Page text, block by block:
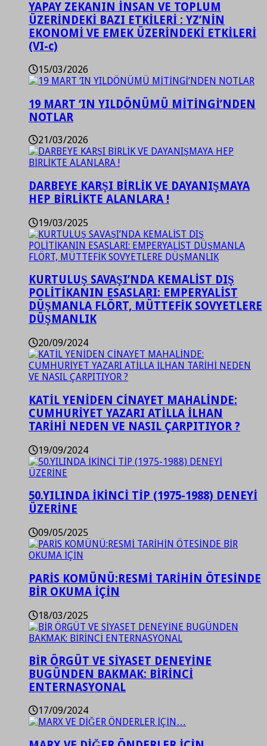
YAPAY ZEKANIN İNSAN VE TOPLUM
ÜZERİNDEKİ BAZI ETKİLERİ : YZ’NİN
EKONOMİ VE EMEK ÜZERİNDEKİ ETKİLERİ
(VI-c)
15/03/2026
19 MART ‘IN YILDÖNÜMÜ MİTİNGİ’NDEN
NOTLAR
21/03/2026
DARBEYE KARŞI BİRLİK VE DAYANIŞMAYA
HEP BİRLİKTE ALANLARA !
19/03/2025
KURTULUŞ SAVAŞI’NDA KEMALİST DIŞ
POLİTİKANIN ESASLARI: EMPERYALİST
DÜŞMANLA FLÖRT, MÜTTEFİK SOVYETLERE
DÜŞMANLIK
20/09/2024
KATİL YENİDEN CİNAYET MAHALİNDE:
CUMHURİYET YAZARI ATİLLA İLHAN
TARİHİ NEDEN VE NASIL ÇARPITIYOR ?
19/09/2024
50.YILINDA İKİNCİ TİP (1975-1988) DENEYİ
ÜZERİNE
09/05/2025
PARİS KOMÜNÜ:RESMİ TARİHİN ÖTESİNDE
BİR OKUMA İÇİN
18/03/2025
BİR ÖRGÜT VE SİYASET DENEYİNE
BUGÜNDEN BAKMAK: BİRİNCİ
ENTERNASYONAL
17/09/2024